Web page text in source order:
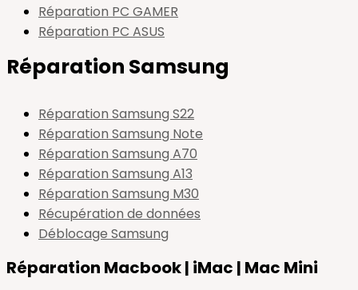
Réparation PC GAMER
Réparation PC ASUS
Réparation Samsung
Réparation Samsung S22
Réparation Samsung Note
Réparation Samsung A70
Réparation Samsung A13
Réparation Samsung M30
Récupération de données
Déblocage Samsung
Réparation Macbook | iMac | Mac Mini